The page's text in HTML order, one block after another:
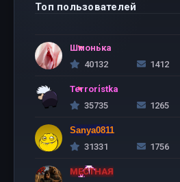
Топ пользователей
Шмонька
40132
1412
Terroristka
35735
1265
Sanya0811
31331
1756
МЕСТНАЯ